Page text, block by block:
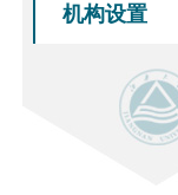
机构设置